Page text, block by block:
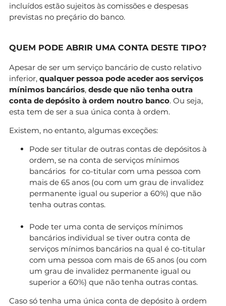
incluídos estão sujeitos às comissões e despesas
previstas no preçário do banco.
QUEM PODE ABRIR UMA CONTA DESTE TIPO?
Apesar de ser um serviço bancário de custo relativo
inferior, qualquer pessoa pode aceder aos serviços
mínimos bancários, desde que não tenha outra
conta de depósito à ordem noutro banco. Ou seja,
esta tem de ser a sua única conta à ordem.
Existem, no entanto, algumas exceções:
Pode ser titular de outras contas de depósitos à
ordem, se na conta de serviços mínimos
bancários for co-titular com uma pessoa com
mais de 65 anos (ou com um grau de invalidez
permanente igual ou superior a 60%) que não
tenha outras contas.
Pode ter uma conta de serviços mínimos
bancários individual se tiver outra conta de
serviços mínimos bancários na qual é co-titular
com uma pessoa com mais de 65 anos (ou com
um grau de invalidez permanente igual ou
superior a 60%) que não tenha outras contas.
Caso só tenha uma única conta de depósito à ordem